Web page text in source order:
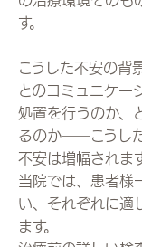
す。
こうした不安の背
とのコミュニケー
処置を行うのか、
るのか――こうし
不安は増幅されます
当院では、患者様
い、それぞれに適
ます。